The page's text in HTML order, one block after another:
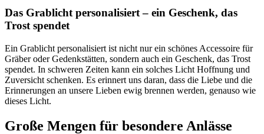
Das Grablicht personalisiert – ein Geschenk, das
Trost spendet
Ein Grablicht personalisiert ist nicht nur ein schönes Accessoire für
Gräber oder Gedenkstätten, sondern auch ein Geschenk, das Trost
spendet. In schweren Zeiten kann ein solches Licht Hoffnung und
Zuversicht schenken. Es erinnert uns daran, dass die Liebe und die
Erinnerungen an unsere Lieben ewig brennen werden, genauso wie
dieses Licht.
Große Mengen für besondere Anlässe